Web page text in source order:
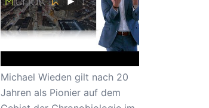
Michael Wieden gilt nach 20
Jahren als Pionier auf dem